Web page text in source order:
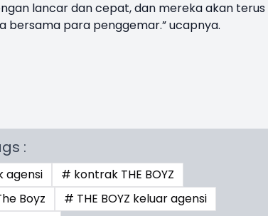
lancar dan cepat, dan mereka akan terus
para penggemar.” ucapnya.
:
agensi
# kontrak THE BOYZ
Boyz
# THE BOYZ keluar agensi